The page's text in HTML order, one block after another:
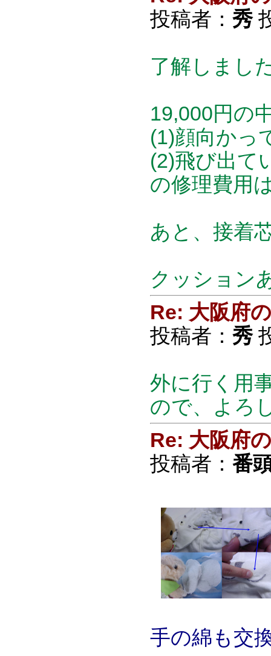
投稿者： 秀
了解しまし
19,000円の
(1)顔向かっ
(2)飛び出て
の修理費用
あと、接着
クッション
Re: 大阪府
投稿者： 秀
外に行く用
ので、よろ
Re: 大阪府
投稿者： 番
手の綿も交